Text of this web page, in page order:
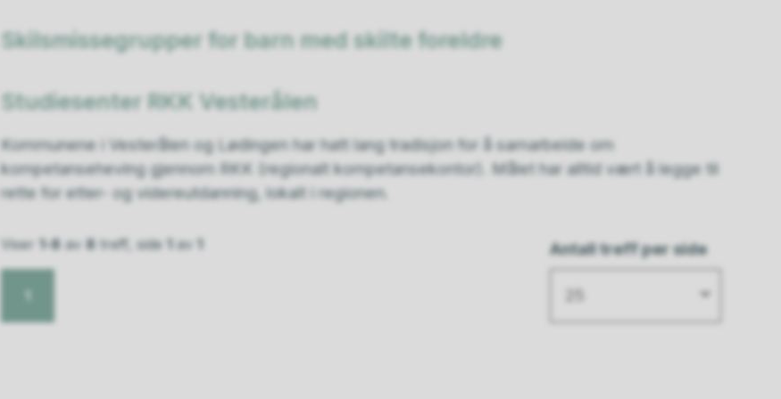
Skilsmissegrupper for barn med skilte foreldre
Studiesenter RKK Vesterålen
Kommunene i Vesterålen og Lødingen har hatt lang tradisjon for å samarbeide om
kompetanseheving gjennom RKK (regionalt kompetansekontor). Målet har alltid vært å legge til
rette for etter- og videreutdanning, lokalt i regionen.
Viser 1-8 av 8 treff, side 1 av 1 Antall treff per side